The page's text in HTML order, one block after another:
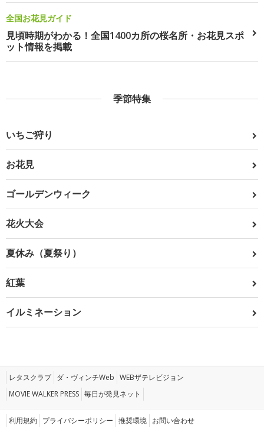
全国お花見ガイド
見頃時期がわかる！全国1400カ所の桜名所・お花見スポ
ット情報を掲載
季節特集
いちご狩り
お花見
ゴールデンウィーク
花火大会
夏休み（夏祭り）
紅葉
イルミネーション
レタスクラブ ダ・ヴィンチWeb WEBザテレビジョン
MOVIE WALKER PRESS 毎日が発見ネット
利用規約 プライバシーポリシー 推奨環境 お問い合わせ